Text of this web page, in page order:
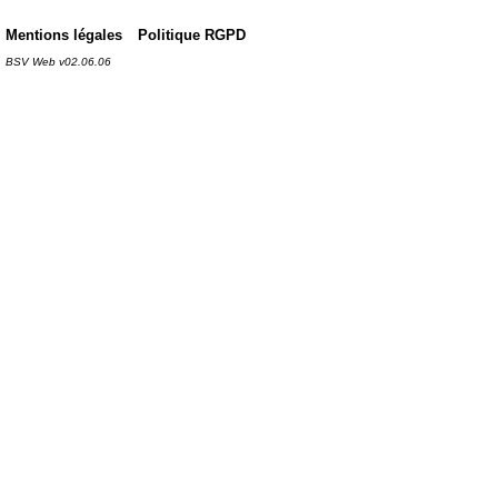
Mentions légales Politique RGPD
BSV Web v02.06.06